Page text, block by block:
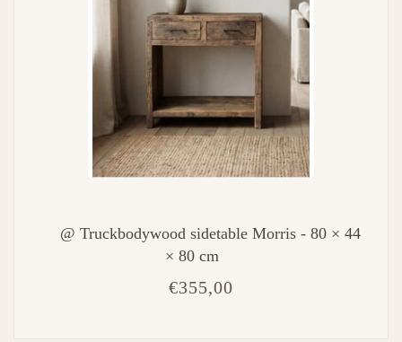
@ Truckbodywood sidetable Morris - 80 × 44
× 80 cm
€355,00